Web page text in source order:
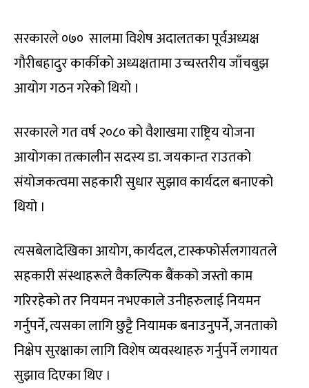
सरकारले ०७० सालमा विशेष अदालतका पूर्वअध्यक्ष
गौरीबहादुर कार्कीको अध्यक्षतामा उच्चस्तरीय जाँचबुझ
आयोग गठन गरेको थियो ।
सरकारले गत वर्ष २०८० को वैशाखमा राष्ट्रिय योजना
आयोगका तत्कालीन सदस्य डा. जयकान्त राउतको
संयोजकत्वमा सहकारी सुधार सुझाव कार्यदल बनाएको
थियो ।
त्यसबेलादेखिका आयोग, कार्यदल, टास्कफोर्सलगायतले
सहकारी संस्थाहरूले वैकल्पिक बैंकको जस्तो काम
गरिरहेको तर नियमन नभएकाले उनीहरुलाई नियमन
गर्नुपर्ने, त्यसका लागि छुट्टै नियामक बनाउनुपर्ने, जनताको
निक्षेप सुरक्षाका लागि विशेष व्यवस्थाहरु गर्नुपर्ने लगायत
सुझाव दिएका थिए ।